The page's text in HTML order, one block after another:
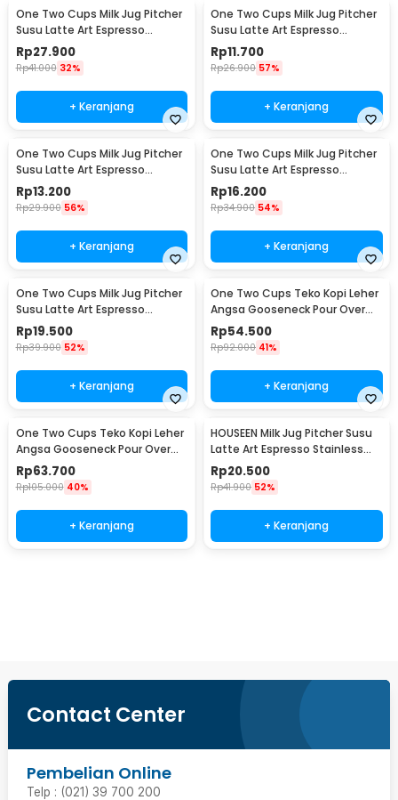
One Two Cups Milk Jug Pitcher
Susu Latte Art Espresso
Stainless Steel 200ml - J068
Rp27.900
Rp41.000 32%
+ Keranjang
One Two Cups Milk Jug Pitcher
Susu Latte Art Espresso
Stainless Steel 1oz - S06HG
Rp11.700
Rp26.900 57%
+ Keranjang
One Two Cups Milk Jug Pitcher
Susu Latte Art Espresso
Stainless Steel 1.5oz - S06HG
Rp13.200
Rp29.900 56%
+ Keranjang
One Two Cups Milk Jug Pitcher
Susu Latte Art Espresso
Stainless Steel 3oz - S06HG
Rp16.200
Rp34.900 54%
+ Keranjang
One Two Cups Milk Jug Pitcher
Susu Latte Art Espresso
Stainless Steel 5oz - S06HG
Rp19.500
Rp39.900 52%
+ Keranjang
One Two Cups Teko Kopi Leher
Angsa Gooseneck Pour Over
Drip Kettle 250ml - AA049
Rp54.500
Rp92.000 41%
+ Keranjang
One Two Cups Teko Kopi Leher
Angsa Gooseneck Pour Over
Drip Kettle 350ml - AA049
Rp63.700
Rp105.000 40%
+ Keranjang
HOUSEEN Milk Jug Pitcher Susu
Latte Art Espresso Stainless
Steel 55ml - DL060
Rp20.500
Rp41.900 52%
+ Keranjang
Contact Center
Pembelian Online
Telp : (021) 39 700 200